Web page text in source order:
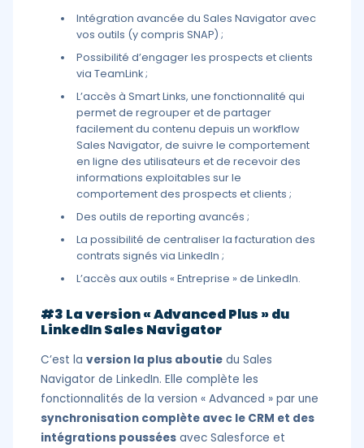
Intégration avancée du Sales Navigator avec
vos outils (y compris SNAP) ;
Possibilité d’engager les prospects et clients
via TeamLink ;
L’accès à Smart Links, une fonctionnalité qui
permet de regrouper et de partager
facilement du contenu depuis un workflow
Sales Navigator, de suivre le comportement
en ligne des utilisateurs et de recevoir des
informations exploitables sur le
comportement des prospects et clients ;
Des outils de reporting avancés ;
La possibilité de centraliser la facturation des
contrats signés via LinkedIn ;
L’accès aux outils « Entreprise » de LinkedIn.
#3 La version « Advanced Plus » du
LinkedIn Sales Navigator
C’est la version la plus aboutie du Sales
Navigator de LinkedIn. Elle complète les
fonctionnalités de la version « Advanced » par une
synchronisation complète avec le CRM et des
intégrations poussées avec Salesforce et